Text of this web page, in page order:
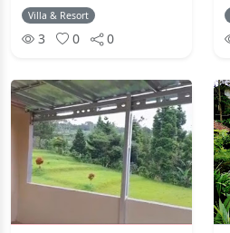
Villa & Resort
3 0 0